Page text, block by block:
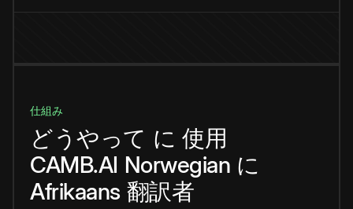
仕組み
どうやって に 使用
CAMB.AI Norwegian に
Afrikaans 翻訳者